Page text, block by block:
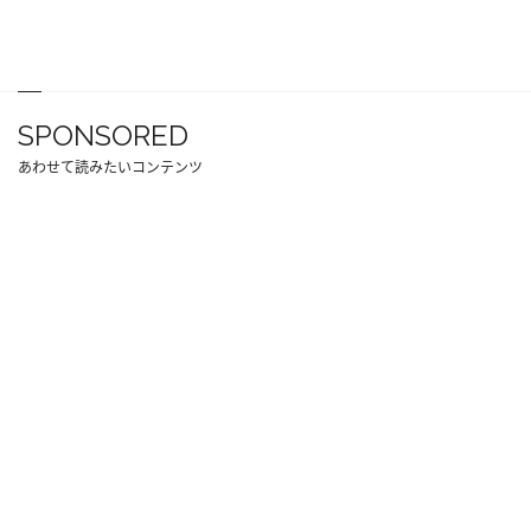
SPONSORED
あわせて読みたいコンテンツ